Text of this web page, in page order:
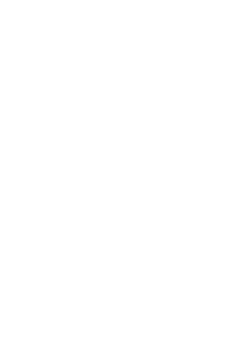
plac, sau poate că nu
pe el și citiți